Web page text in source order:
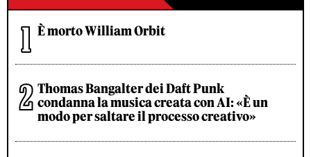
È morto William Orbit
Thomas Bangalter dei Daft Punk
condanna la musica creata con AI: «È un
modo per saltare il processo creativo»